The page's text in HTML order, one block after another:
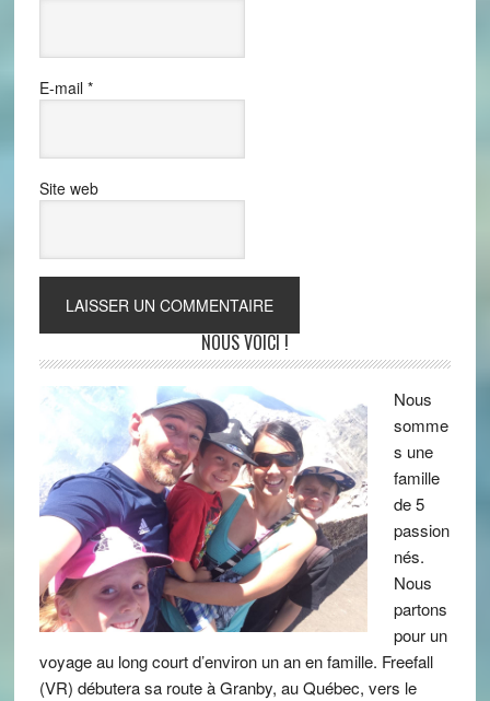
E-mail *
Site web
NOUS VOICI !
Nous
somme
s une
famille
de 5
passion
nés.
Nous
partons
pour un
voyage au long court d’environ un an en famille. Freefall
(VR) débutera sa route à Granby, au Québec, vers le